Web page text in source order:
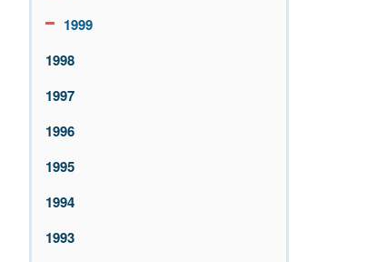
1999
1998
1997
1996
1995
1994
1993